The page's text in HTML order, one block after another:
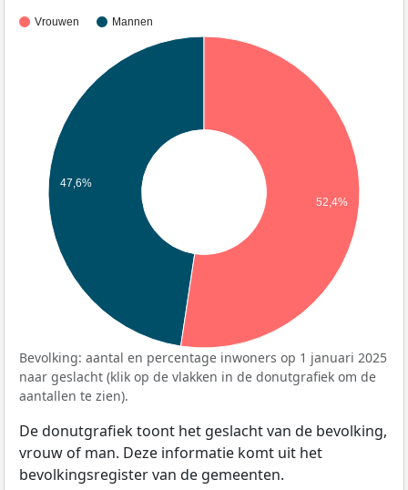
Vrouwen Mannen
47,6%
52,4%
Bevolking: aantal en percentage inwoners op 1 januari 2025
naar geslacht (klik op de vlakken in de donutgrafiek om de
aantallen te zien).
De donutgrafiek toont het geslacht van de bevolking,
vrouw of man. Deze informatie komt uit het
bevolkingsregister van de gemeenten.